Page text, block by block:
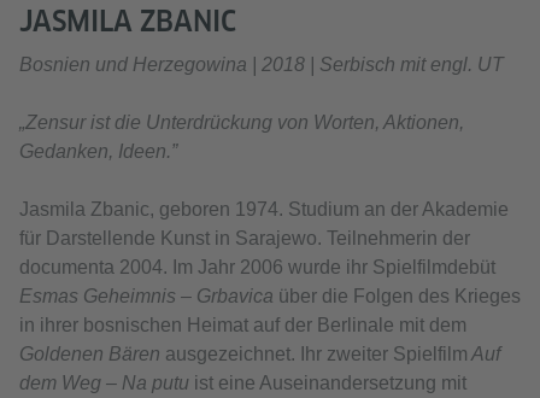
JASMILA ZBANIC
Bosnien und Herzegowina | 2018 | Serbisch mit engl. UT
„Zensur ist die Unterdrückung von Worten, Aktionen,
Gedanken, Ideen.”
Jasmila Zbanic, geboren 1974. Studium an der Akademie
für Darstellende Kunst in Sarajewo. Teilnehmerin der
documenta 2004. Im Jahr 2006 wurde ihr Spielfilmdebüt
Esmas Geheimnis – Grbavica über die Folgen des Krieges
in ihrer bosnischen Heimat auf der Berlinale mit dem
Goldenen Bären ausgezeichnet. Ihr zweiter Spielfilm Auf
dem Weg – Na putu ist eine Auseinandersetzung mit